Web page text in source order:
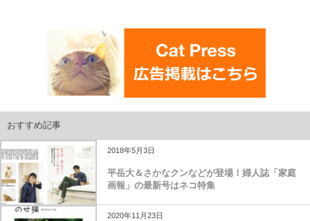
おすすめ記事
2018年5月3日
平岳大＆さかなクンなどが登場！婦人誌「家庭
画報」の最新号はネコ特集
2020年11月23日